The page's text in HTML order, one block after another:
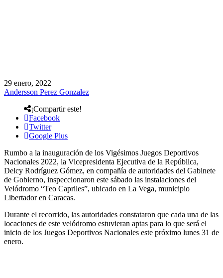
29 enero, 2022
Andersson Perez Gonzalez
¡Compartir este!
Facebook
Twitter
Google Plus
Rumbo a la inauguración de los Vigésimos Juegos Deportivos
Nacionales 2022, la Vicepresidenta Ejecutiva de la República,
Delcy Rodríguez Gómez, en compañía de autoridades del Gabinete
de Gobierno, inspeccionaron este sábado las instalaciones del
Velódromo “Teo Capriles”, ubicado en La Vega, municipio
Libertador en Caracas.
Durante el recorrido, las autoridades constataron que cada una de las
locaciones de este velódromo estuvieran aptas para lo que será el
inicio de los Juegos Deportivos Nacionales este próximo lunes 31 de
enero.